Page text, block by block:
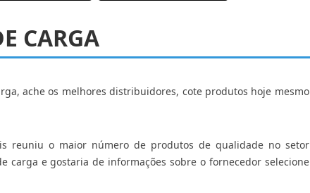
CARGA
ache os melhores distribuidores, cote produtos hoje mesmo
reuniu o maior número de produtos de qualidade no setor
carga e gostaria de informações sobre o fornecedor selecione